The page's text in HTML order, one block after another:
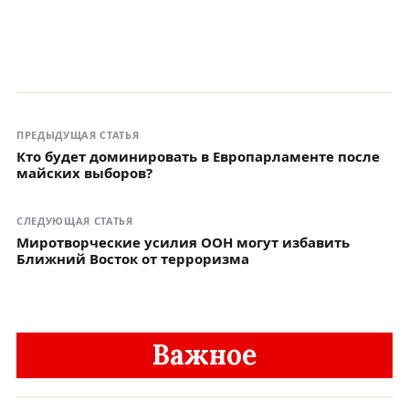
ПРЕДЫДУЩАЯ СТАТЬЯ
Кто будет доминировать в Европарламенте после
майских выборов?
СЛЕДУЮЩАЯ СТАТЬЯ
Миротворческие усилия ООН могут избавить
Ближний Восток от терроризма
Важное